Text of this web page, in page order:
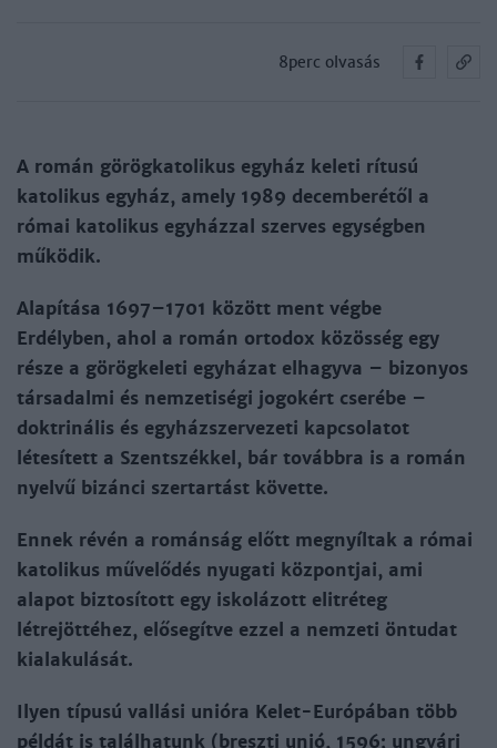
8perc olvasás
A román görögkatolikus egyház keleti rítusú
katolikus egyház, amely 1989 decemberétől a
római katolikus egyházzal szerves egységben
működik.
Alapítása 1697–1701 között ment végbe
Erdélyben, ahol a román ortodox közösség egy
része a görögkeleti egyházat elhagyva – bizonyos
társadalmi és nemzetiségi jogokért cserébe –
doktrinális és egyházszervezeti kapcsolatot
létesített a Szentszékkel, bár tovább­ra is a román
nyelvű bizánci szertartást követte.
Ennek révén a románság előtt megnyíltak a római
katolikus művelődés nyugati központjai, ami
alapot biztosított egy iskolázott elitréteg
létrejöttéhez, elősegítve ezzel a nemzeti öntudat
kialakulását.
Ilyen típusú vallási unióra Kelet-Európában több
példát is találhatunk (breszti unió, 1596; ungvári